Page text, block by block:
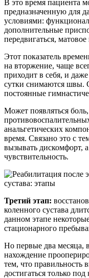
В это время пациента
предназначенную для
условиями:
дополнительные
передвигаться,
Этот показатель
на вторжение, чаще
приходит в себя, и
сутки снимаются швы.
постоянные
Может появляться
анальгетических
время. Связано это с
вызывать дискомфорт,
чувствительность.
Третий этап:
коленного сустава
данном этапе
стационарного
Но первые два месяца,
нахождение
тем, что
достигаться только